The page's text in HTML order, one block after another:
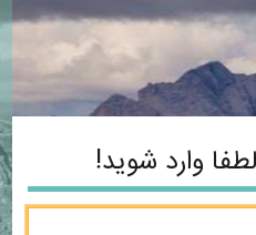
وارد شوید!